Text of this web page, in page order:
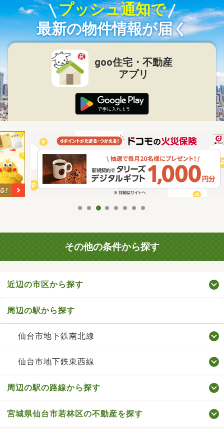
プッシュ通知で
最新の物件情報が届く
goo住宅・不動産
アプリ
その他の条件から探す
近辺の市区から探す
周辺の駅から探す
仙台市地下鉄南北線
仙台市地下鉄東西線
周辺の駅の路線から探す
宮城県仙台市若林区の不動産を探す